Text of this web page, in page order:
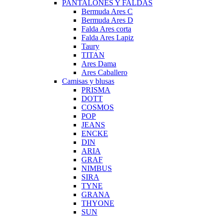
PANTALONES Y FALDAS
Bermuda Ares C
Bermuda Ares D
Falda Ares corta
Falda Ares Lapiz
Taury
TITAN
Ares Dama
Ares Caballero
Camisas y blusas
PRISMA
DOTT
COSMOS
POP
JEANS
ENCKE
DIN
ARIA
GRAF
NIMBUS
SIRA
TYNE
GRANA
THYONE
SUN